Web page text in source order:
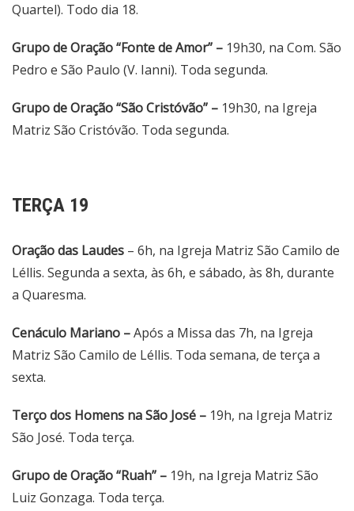
Quartel). Todo dia 18.
Grupo de Oração “Fonte de Amor” – 19h30, na Com. São
Pedro e São Paulo (V. Ianni). Toda segunda.
Grupo de Oração “São Cristóvão” – 19h30, na Igreja
Matriz São Cristóvão. Toda segunda.
TERÇA 19
Oração das Laudes – 6h, na Igreja Matriz São Camilo de
Léllis. Segunda a sexta, às 6h, e sábado, às 8h, durante
a Quaresma.
Cenáculo Mariano –Após a Missa das 7h, na Igreja
Matriz São Camilo de Léllis. Toda semana, de terça a
sexta.
Terço dos Homens na São José – 19h, na Igreja Matriz
São José. Toda terça.
Grupo de Oração “Ruah” – 19h, na Igreja Matriz São
Luiz Gonzaga. Toda terça.